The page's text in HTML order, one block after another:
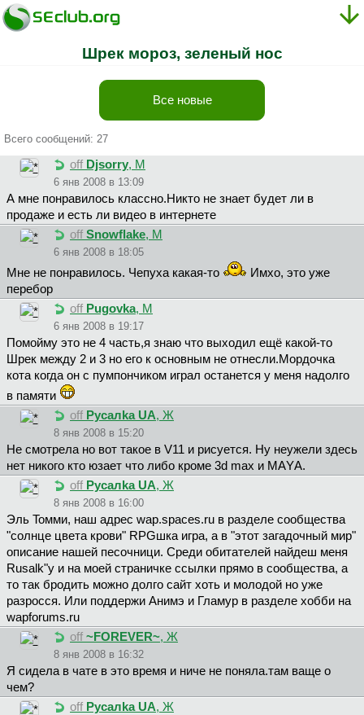
Шрек мороз, зеленый нос
Все новые
Всего сообщений: 27
off Djsorry, М
6 янв 2008 в 13:09
А мне понравилось классно.Никто не знает будет ли в
продаже и есть ли видео в интернете
off Snowflake, М
6 янв 2008 в 18:05
Мне не понравилось. Чепуха какая-то
Имхо, это уже
перебор
off Pugovka, М
6 янв 2008 в 19:17
Помойму это не 4 часть,я знаю что выходил ещё какой-то
Шрек между 2 и 3 но его к основным не отнесли.Мордочка
кота когда он с пумпончиком играл останется у меня надолго
в памяти
off Pycaлka UA, Ж
8 янв 2008 в 15:20
Не смотрела но вот такое в V11 и рисуется. Ну неужели здесь
нет никого кто юзает что либо кроме 3d mах и МАYА.
off Pycaлka UA, Ж
8 янв 2008 в 16:00
Эль Toмми, наш адрес wар.sрасеs.ru в разделе сообщества
"солнце цвета крови" RРGшка игра, а в "этот загадочный мир"
описание нашей песочници. Среди обитателей найдеш меня
Rusalk"у и на моей страничке ссылки прямо в сообщества, а
то так бродить можно долго сайт хоть и молодой но уже
разросся. Или поддержи Анимэ и Гламур в разделе хобби на
wарfоrums.ru
off ~FOREVER~, Ж
8 янв 2008 в 16:32
Я сидела в чате в это время и ниче не поняла.там ваще о
чем?
off Pycaлka UA, Ж